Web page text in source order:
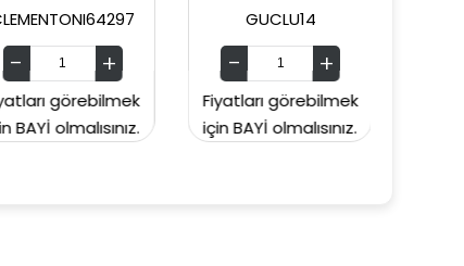
GUCLU14
Fiyatları görebilmek
için BAYİ olmalısınız.
Fiyatları görebilmek
için BAYİ olmalısınız.